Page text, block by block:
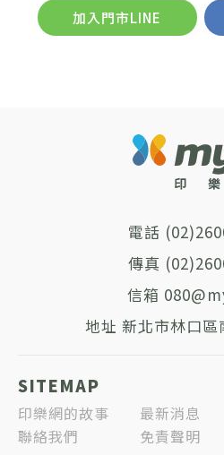
加入門市LINE
新北市林口
SITEMAP
印樂網的故事 最新消息
聯絡我們
免責聲明